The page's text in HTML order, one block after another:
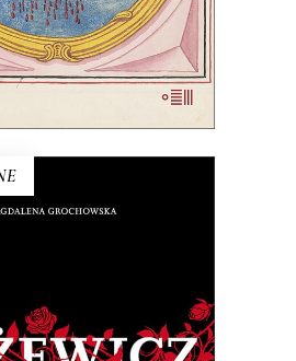
REKONSTRUKCJA
(tom 1)